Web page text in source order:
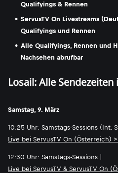
Qualifyings & Rennen
ServusTV On Livestreams
Qualifyings und Rennen
Alle Qualifyings, Rennen und
Nachsehen abrufbar
Losail: Alle
Samstag, 9. März
10:25 Uhr: Samstags-Sessions (Int.
Live bei ServusTV On (Österreich)
12:30 Uhr: Samstags-Sessions |
Live bei ServusTV & ServusTV On